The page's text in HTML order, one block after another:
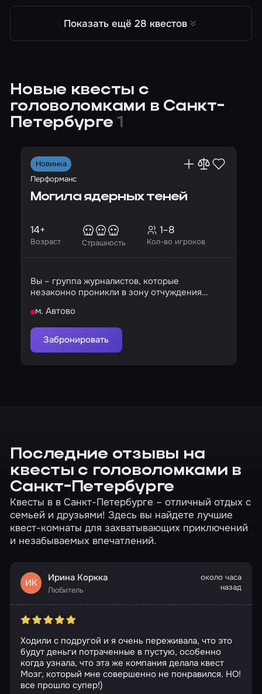
Показать ещё 28 квестов
Новые квесты с
головоломками в Санкт-
Петербурге1
Новинка
Перформанс
Могила ядерных теней
Возраст
14+
Страшность Кол-во игроков
1–8
Вы – группа журналистов, которые
незаконно проникли в зону отчуждения
м. Автово
Забронировать
Последние отзывы на
квесты с головоломками в
Санкт-Петербурге
Квесты в в Санкт-Петербурге – отличный отдых с
семьей и друзьями! Здесь вы найдете лучшие
квест-комнаты для захватывающих приключений
и незабываемых впечатлений.
ИК Ирина Коркка
Любитель
около часа
назад
Ходили с подругой и я очень переживала, что это
будут деньги потраченные в пустую, особенно
когда узнала, что эта же компания делала квест
Мозг, который мне совершенно не понравился. НО!
все прошло супер!)